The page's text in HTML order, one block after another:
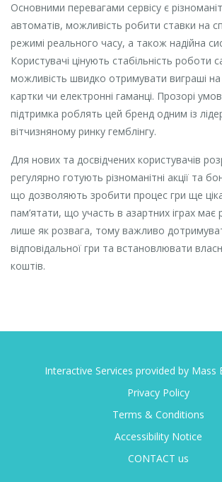
Основними перевагами сервісу є
автоматів, можливість робити ставки на
режимі реального часу, а також надійна
Користувачі цінують стабільність роботи
можливість швидко отримувати виграші на
картки чи електронні гаманці. Прозорі
підтримка роблять цей бренд одним із
вітчизняному ринку гемблінгу.
Для нових та досвідчених користувачів
регулярно готують різноманітні акції та
що дозволяють зробити процес гри ще
пам’ятати, що участь в азартних іграх має
лише як розвага, тому важливо
відповідальної гри та встановлювати
коштів.
Interactive Services provided by Mass
Privacy Policy
Terms & Conditions
Accessibility Notice
CONTACT us